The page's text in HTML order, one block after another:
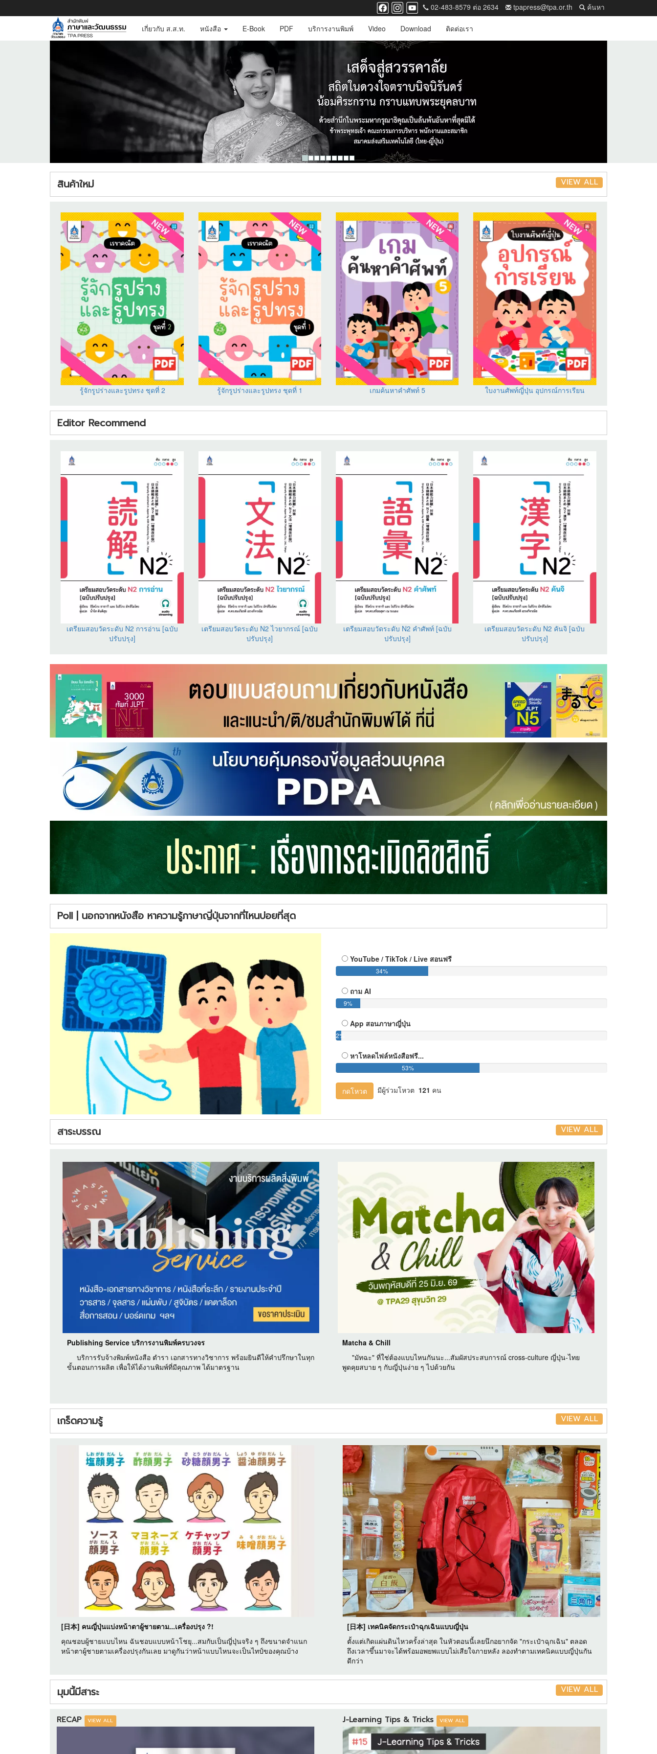
02-483-8579 ต่อ 2634 tpapress@tpa.or.th ค้นหา
เกี่ยวกับ ส.ส.ท. หนังสือ E-Book PDF บริการงานพิมพ์ Video Download ติดต่อเรา
สินค้าใหม่ VIEW ALL
รู้จักรูปร่างและรูปทรง ชุดที่ 2 รู้จักรูปร่างและรูปทรง ชุดที่ 1 เกมค้นหาคำศัพท์ 5 ใบงานศัพท์ญี่ปุ่น อุปกรณ์การเรียน
Editor Recommend
เตรียมสอบวัดระดับ N2 การอ่าน [ฉบับ
ปรับปรุง]
เตรียมสอบวัดระดับ N2 ไวยากรณ์ [ฉบับ
ปรับปรุง]
เตรียมสอบวัดระดับ N2 คำศัพท์ [ฉบับ
ปรับปรุง]
เตรียมสอบวัดระดับ N2 คันจิ [ฉบับ
ปรับปรุง]
Poll | นอกจากหนังสือ หาความรู้ภาษาญี่ปุ่นจากที่ไหนบ่อยที่สุด
YouTube / TikTok / Live สอนฟรี
34%
ถาม AI
9%
App สอนภาษาญี่ปุ่น
2%
หาโหลดไฟล์หนังสือฟรี...
53%
กดโหวต มีผู้ร่วมโหวต 121 คน
สาระบรรณ VIEW ALL
Publishing Service บริการงานพิมพ์ครบวงจร
บริการรับจ้างพิมพ์หนังสือ ตำรา เอกสารทางวิชาการ พร้อมยินดีให้คำปรึกษาในทุก
ขั้นตอนการผลิต เพื่อให้ได้งานพิมพ์ที่มีคุณภาพ ได้มาตรฐาน
Matcha & Chill
"มัทฉะ" ที่ใช่ต้องแบบไหนกันนะ...สัมผัสประสบการณ์ cross-culture ญี่ปุ่น-ไทย
พูดคุยสบาย ๆ กับญี่ปุ่นง่าย ๆ ไปด้วยกัน
เกร็ดความรู้ VIEW ALL
[日本] คนญี่ปุ่นแบ่งหน้าตาผู้ชายตาม...เครื่องปรุง ?!
คุณชอบผู้ชายแบบไหน ฉันชอบแบบหน้าโชยุ...สมกับเป็นญี่ปุ่นจริง ๆ ถึงขนาดจำแนก
หน้าตาผู้ชายตามเครื่องปรุงกันเลย มาดูกันว่าหน้าแบบไหนจะเป็นไทป์ของคุณบ้าง
[日本] เทคนิคจัดกระเป๋าฉุกเฉินแบบญี่ปุ่น
ตั้งแต่เกิดแผ่นดินไหวครั้งล่าสุด ในหัวตอนนี้เลยนึกอยากจัด "กระเป๋าฉุกเฉิน" ตลอด
ถึงเวลาขึ้นมาจะได้พร้อมอพยพแบบไม่เสียใจภายหลัง ลองทำตามเทคนิคแบบญี่ปุ่นกัน
ดีกว่า
มุมนี้มีสาระ VIEW ALL
RECAP VIEW ALL J-Learning Tips & Tricks VIEW ALL